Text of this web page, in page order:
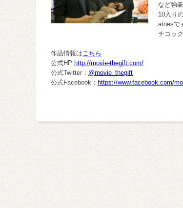
など強
10入り
atoesで
チコッ
作品情報はこちら
公式HP: http://movie-thegift.com/
公式Twitter： @movie_thegift
公式Facebook： https://www.facebook.com/